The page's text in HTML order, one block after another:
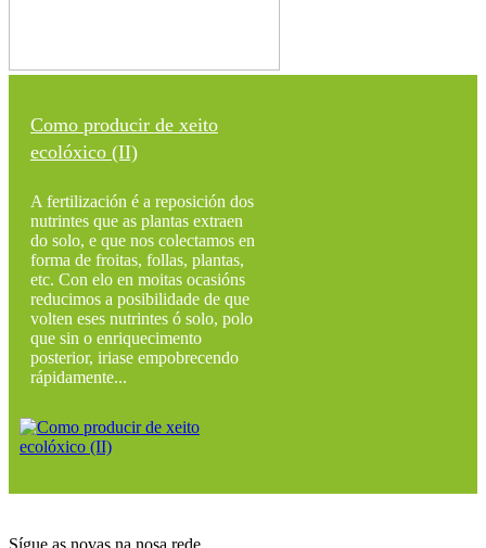
Como producir de xeito
ecolóxico (II)
A fertilización é a reposición dos
nutrintes que as plantas extraen
do solo, e que nos colectamos en
forma de froitas, follas, plantas,
etc. Con elo en moitas ocasións
reducimos a posibilidade de que
volten eses nutrintes ó solo, polo
que sin o enriquecimento
posterior, iriase empobrecendo
rápidamente...
Sígue as novas na nosa rede